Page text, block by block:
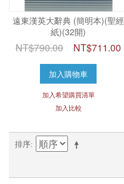
遠東漢英大辭典 (簡明本)(聖經
紙)(32開)
NT$790.00 NT$711.00
加入購物車
加入希望購買清單
加入比較
排序